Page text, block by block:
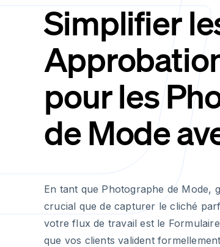
Simplifier
pour les
de Mode
En tant que Photographe de Mode,
crucial que de capturer le cliché
votre flux de travail est le
que vos clients valident